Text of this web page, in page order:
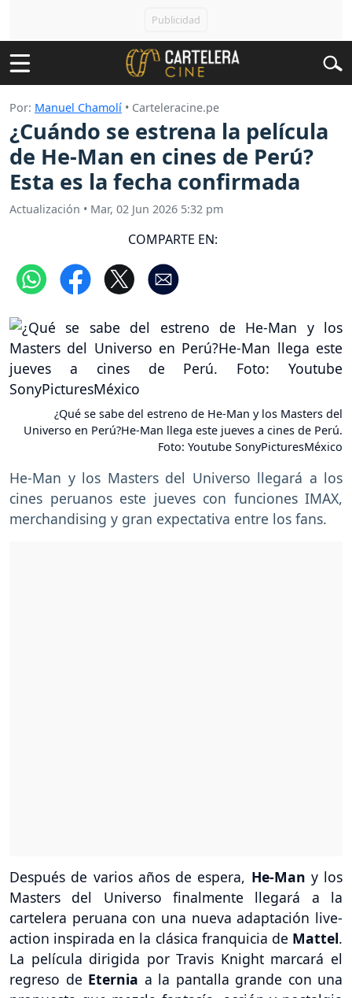
Por: Manuel Chamolí • Carteleracine.pe
¿Cuándo se estrena la película
de He-Man en cines de Perú?
Esta es la fecha confirmada
Actualización • Mar, 02 Jun 2026 5:32 pm
COMPARTE EN:
¿Qué se sabe del estreno de He-Man y los Masters del
Universo en Perú?He-Man llega este jueves a cines de Perú.
Foto: Youtube SonyPicturesMéxico
He-Man y los Masters del Universo llegará a los
cines peruanos este jueves con funciones IMAX,
merchandising y gran expectativa entre los fans.
Después de varios años de espera, He-Man y los
Masters del Universo finalmente llegará a la
cartelera peruana con una nueva adaptación live-
action inspirada en la clásica franquicia de Mattel.
La película dirigida por Travis Knight marcará el
regreso de Eternia a la pantalla grande con una